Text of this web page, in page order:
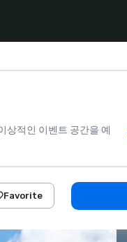
상적인 이벤트 공간을 예
Favorite